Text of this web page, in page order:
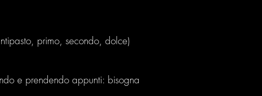
primo, secondo, dolce)
e prendendo appunti: bisogna